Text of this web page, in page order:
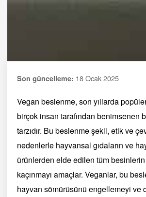
Son güncelleme: 18 Ocak 2025
Vegan beslenme, son yıllarda
birçok insan tarafından benimsenen
tarzıdır. Bu beslenme şekli, etik ve
nedenlerle hayvansal gıdaların ve
ürünlerden elde edilen tüm
kaçınmayı amaçlar. Veganlar, bu
hayvan sömürüsünü engellemeyi ve